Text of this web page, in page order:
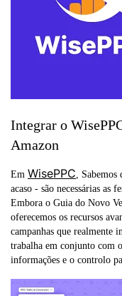
Integrar o
Amazon
Em WisePPC, Sabemos
acaso - são necessárias as
Embora o Guia do Novo
oferecemos os recursos
campanhas que realmente
trabalha em conjunto com
informações e o controlo